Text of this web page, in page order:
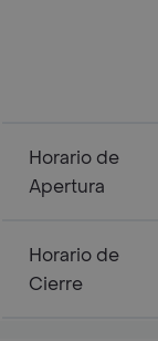
Horario de
Apertura
Horario de
Cierre